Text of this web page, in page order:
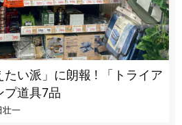
」に朗報 ! 「トライア
プ道具7品
壮一